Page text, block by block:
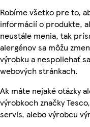
Robíme všetko pre to,
informácií o produkte,
neustále menia, tak
alergénov sa môžu
výrobku a nespoliehať
webových stránkach.
Ak máte nejaké otázky
výrobkoch značky
servis, alebo výrobcu